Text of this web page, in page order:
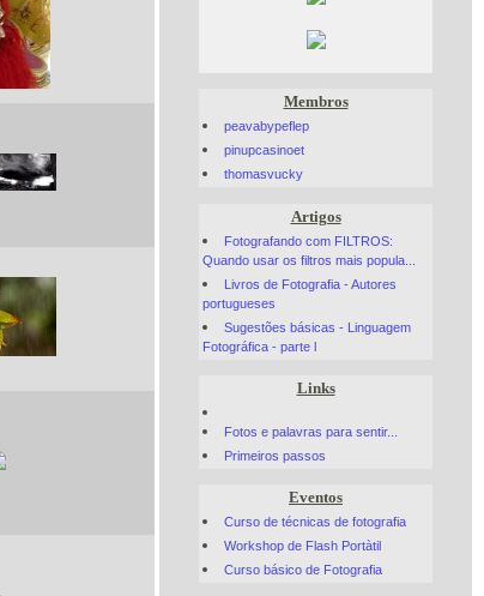
Membros
peavabypeflep
pinupcasinoet
thomasvucky
Artigos
Fotografando com FILTROS:
Quando usar os filtros mais popula...
Livros de Fotografia - Autores
portugueses
Sugestões básicas - Linguagem
Fotográfica - parte l
Links
Fotos e palavras para sentir...
Primeiros passos
Eventos
Curso de técnicas de fotografia
Workshop de Flash Portàtil
Curso básico de Fotografia